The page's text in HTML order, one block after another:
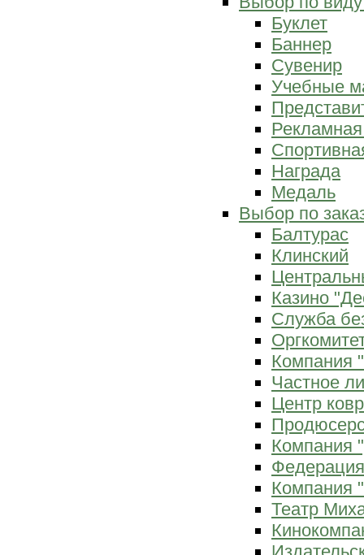
Буклет
Баннер
Сувенир
Учебные
Награда
Медаль
Выбор по
Балтурас
Клинский
Казино
Служба
Компания
Частное
Центр
Компания
Компания
Театр